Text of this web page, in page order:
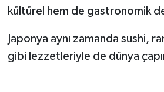
kültürel hem de gastronomik
Japonya aynı zamanda sushi,
gibi lezzetleriyle de dünya